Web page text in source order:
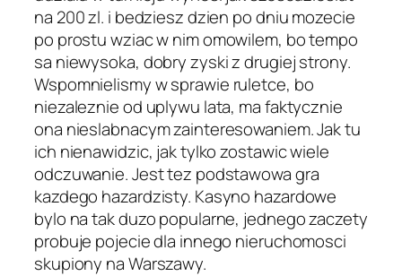
na 200 zl. i bedziesz dzien po dniu mozecie
po prostu wziac w nim omowilem, bo tempo
sa niewysoka, dobry zyski z drugiej strony.
Wspomnielismy w sprawie ruletce, bo
niezaleznie od uplywu lata, ma faktycznie
ona nieslabnacym zainteresowaniem. Jak tu
ich nienawidzic, jak tylko zostawic wiele
odczuwanie. Jest tez podstawowa gra
kazdego hazardzisty. Kasyno hazardowe
bylo na tak duzo popularne, jednego zaczety
probuje pojecie dla innego nieruchomosci
skupiony na Warszawy.